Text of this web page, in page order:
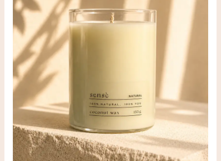
NATURAL
Bekvapė
natūrali
žvakė